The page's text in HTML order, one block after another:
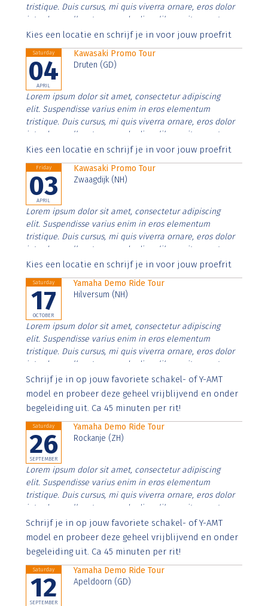
tristique. Duis cursus, mi quis viverra ornare, eros dolor
interdum nulla, ut commodo diam libero vitae erat.
Aenean faucibus nibh et justo cursus id rutrum lorem
Kies een locatie en schrijf je in voor jouw proefrit
Saturday
04
APRIL
Kawasaki Promo Tour
Druten (GD)
Lorem ipsum dolor sit amet, consectetur adipiscing
elit. Suspendisse varius enim in eros elementum
tristique. Duis cursus, mi quis viverra ornare, eros dolor
interdum nulla, ut commodo diam libero vitae erat.
Aenean faucibus nibh et justo cursus id rutrum lorem
Kies een locatie en schrijf je in voor jouw proefrit
Friday
03
APRIL
Kawasaki Promo Tour
Zwaagdijk (NH)
Lorem ipsum dolor sit amet, consectetur adipiscing
elit. Suspendisse varius enim in eros elementum
tristique. Duis cursus, mi quis viverra ornare, eros dolor
interdum nulla, ut commodo diam libero vitae erat.
Aenean faucibus nibh et justo cursus id rutrum lorem
Kies een locatie en schrijf je in voor jouw proefrit
Saturday
17
OCTOBER
Yamaha Demo Ride Tour
Hilversum (NH)
Lorem ipsum dolor sit amet, consectetur adipiscing
elit. Suspendisse varius enim in eros elementum
tristique. Duis cursus, mi quis viverra ornare, eros dolor
interdum nulla, ut commodo diam libero vitae erat.
Aenean faucibus nibh et justo cursus id rutrum lorem
imperdiet. Nunc ut sem vitae risus tristique posuere.
Schrijf je in op jouw favoriete schakel- of Y-AMT
model en probeer deze geheel vrijblijvend en onder
begeleiding uit. Ca 45 minuten per rit!
Saturday
26
SEPTEMBER
Yamaha Demo Ride Tour
Rockanje (ZH)
Lorem ipsum dolor sit amet, consectetur adipiscing
elit. Suspendisse varius enim in eros elementum
tristique. Duis cursus, mi quis viverra ornare, eros dolor
interdum nulla, ut commodo diam libero vitae erat.
Aenean faucibus nibh et justo cursus id rutrum lorem
imperdiet. Nunc ut sem vitae risus tristique posuere.
Schrijf je in op jouw favoriete schakel- of Y-AMT
model en probeer deze geheel vrijblijvend en onder
begeleiding uit. Ca 45 minuten per rit!
Saturday
12
SEPTEMBER
Yamaha Demo Ride Tour
Apeldoorn (GD)